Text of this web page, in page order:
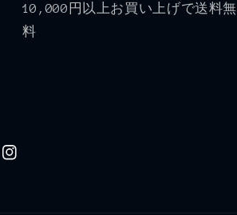
10,000円以上お買い上げで送料無
料
Instagram